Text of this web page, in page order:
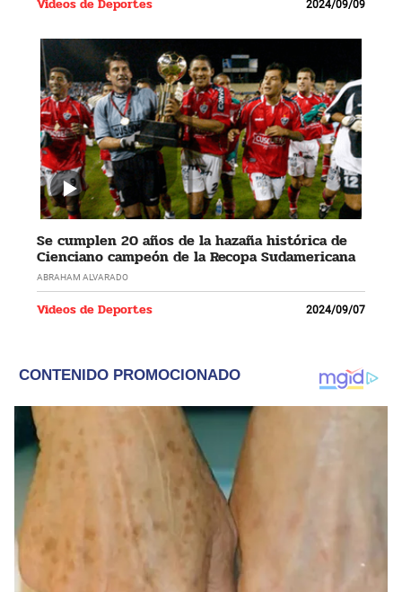
Videos de Deportes 2024/09/09
Se cumplen 20 años de la hazaña histórica de
Cienciano campeón de la Recopa Sudamericana
ABRAHAM ALVARADO
Videos de Deportes 2024/09/07